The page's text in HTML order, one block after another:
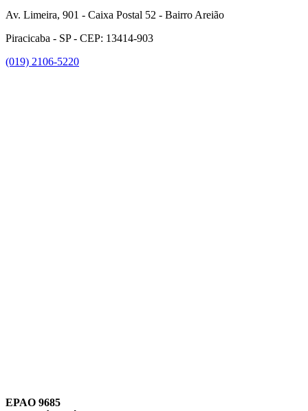
Av. Limeira, 901 - Caixa Postal 52 - Bairro Areião
Piracicaba - SP - CEP: 13414-903
(019) 2106-5220
EPAO 9685